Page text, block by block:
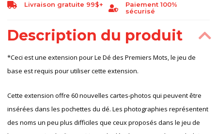
Livraison gratuite 99$+
Paiement 100%
sécurisé
Description du produit
*Ceci est une extension pour Le Dé des Premiers Mots, le jeu de
base est requis pour utiliser cette extension.
Cette extension offre 60 nouvelles cartes-photos qui peuvent être
insérées dans les pochettes du dé. Les photographies représentent
des noms un peu plus difficiles que ceux proposés dans le jeu de